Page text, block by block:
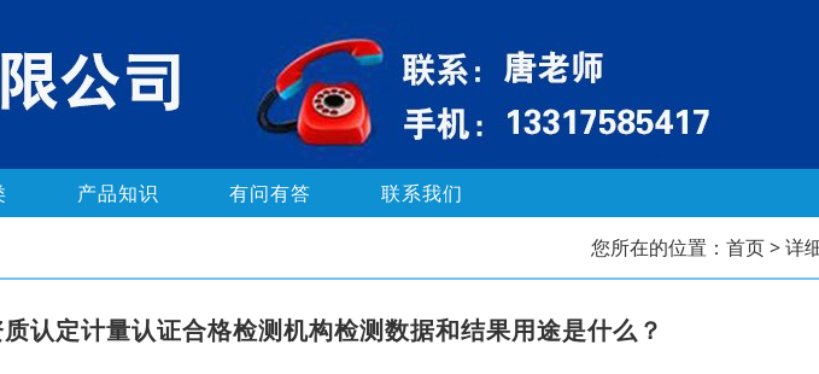
产品知识 有问有答 联系我们
您所在的位置： 首页> 详
认定计量认证合格检测机构检测数据和结果用途是什么？